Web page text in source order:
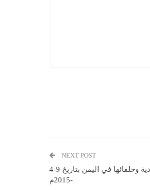
NEXT POST
انتهاكات وجرائم السعودية وحلفائها في اليمن بتاريخ 9-4
-2015م